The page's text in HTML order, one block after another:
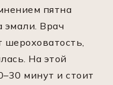
пятна
эмали. Врач
На этой
минут и стоит